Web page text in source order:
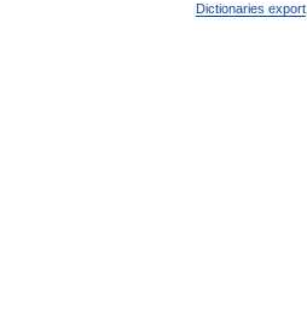
Dictionaries export